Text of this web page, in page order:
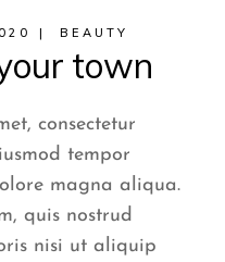
BEAUTY
town
consectetur
tempor
magna aliqua.
quis nostrud
nisi ut aliquip